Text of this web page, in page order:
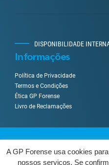
DISPONIBILIDADE
Informações
Política de Privacidade
Termos e Condições
Ética GP Forense
Livro de Reclamações
A GP Forense usa cookies
nossos serviços. Se